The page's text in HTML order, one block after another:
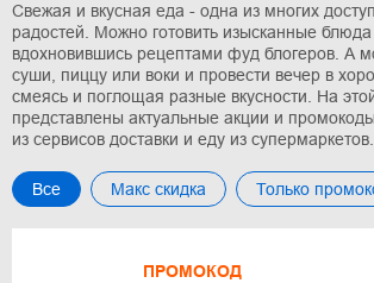
Свежая и вкусная еда - одна из многих
радостей. Можно готовить изысканные блюда
вдохновившись рецептами фуд блогеров. А
суши, пиццу или воки и провести вечер в
смеясь и поглощая разные вкусности. На
представлены актуальные акции и
из сервисов доставки и еду из супермаркетов.
Все Макс скидка Только
ПРОМОКОД